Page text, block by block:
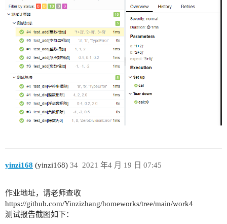
yinzi168 (yinzi168) 2021 年4 月 19 日 07:45
34
作业地址，请老师查收
https://github.com/Yinzizhang/homeworks/tree/main/work4
测试报告截图如下：